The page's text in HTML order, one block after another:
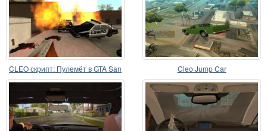
CLEO скрипт: Пулемёт в GTA San
Andreas
Cleo Jump Car